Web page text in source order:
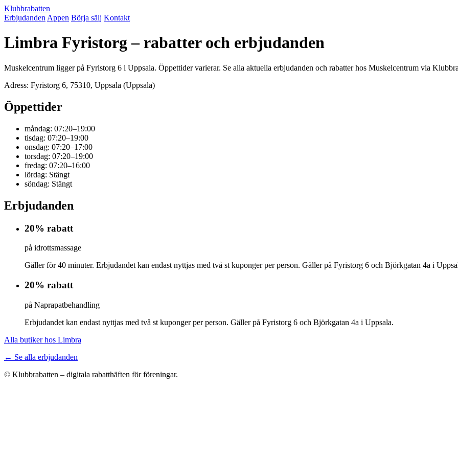
Klubbrabatten
Erbjudanden Appen Börja sälj Kontakt
Limbra Fyristorg – rabatter och erbjudanden
Muskelcentrum ligger på Fyristorg 6 i Uppsala. Öppettider varierar. Se alla aktuella erbjudanden och rabatter hos Muskelcentrum via
Adress: Fyristorg 6, 75310, Uppsala (Uppsala)
Öppettider
måndag: 07:20–19:00
tisdag: 07:20–19:00
onsdag: 07:20–17:00
torsdag: 07:20–19:00
fredag: 07:20–16:00
lördag: Stängt
söndag: Stängt
Erbjudanden
20% rabatt
på idrottsmassage
Gäller för 40 minuter. Erbjudandet kan endast nyttjas med två st kuponger per person. Gäller på Fyristorg 6 och Björkgatan 4a i
20% rabatt
på Naprapatbehandling
Erbjudandet kan endast nyttjas med två st kuponger per person. Gäller på Fyristorg 6 och Björkgatan 4a i Uppsala.
Alla butiker hos Limbra
← Se alla erbjudanden
© Klubbrabatten – digitala rabatthäften för föreningar.